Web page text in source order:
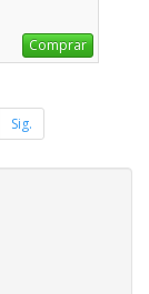
Comprar
Sig.